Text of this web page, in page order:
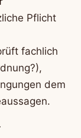
Pflicht
fachlich
dem